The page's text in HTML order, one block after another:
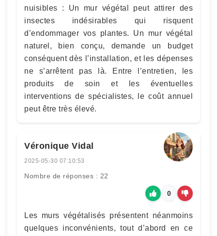
nuisibles : Un mur végétal peut attirer des
insectes indésirables qui risquent
d’endommager vos plantes. Un mur végétal
naturel, bien conçu, demande un budget
conséquent dès l’installation, et les dépenses
ne s’arrêtent pas là. Entre l’entretien, les
produits de soin et les éventuelles
interventions de spécialistes, le coût annuel
peut être très élevé.
Véronique Vidal
2025-05-30 07:10:53
Nombre de réponses : 22
0
Les murs végétalisés présentent néanmoins
quelques inconvénients, tout d’abord en ce